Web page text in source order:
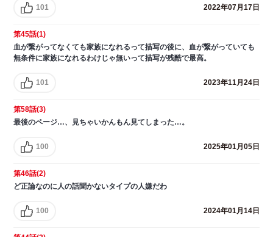
101 2022年07月17日
第45話(1)
血が繋がってなくても家族になれるって描写の後に、血が繋がっていても
無条件に家族になれるわけじゃ無いって描写が残酷で最高。
101 2023年11月24日
第58話(3)
最後のページ…、見ちゃいかんもん見てしまった…。
100 2025年01月05日
第46話(2)
ど正論なのに人の話聞かないタイプの人嫌だわ
100 2024年01月14日